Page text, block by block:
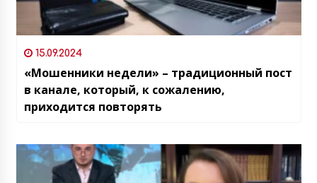
15.09.2024
«Мошенники недели» – традиционный пост
в канале, который, к сожалению,
приходится повторять